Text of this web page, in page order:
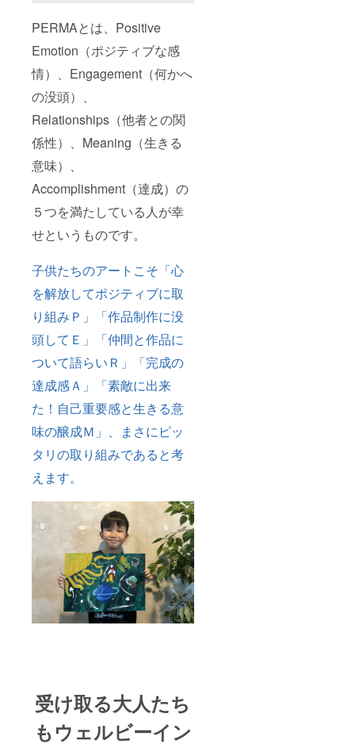
PERMAとは、Positive
Emotion（ポジティブな感
情）、Engagement（何かへ
の没頭）、
Relationships（他者との関
係性）、Meaning（生きる
意味）、
Accomplishment（達成）の
５つを満たしている人が幸
せというものです。
子供たちのアートこそ「心
を解放してポジティブに取
り組みＰ」「作品制作に没
頭してＥ」「仲間と作品に
ついて語らいＲ」「完成の
達成感Ａ」「素敵に出来
た！自己重要感と生きる意
味の醸成Ｍ」、まさにピッ
タリの取り組みであると考
えます。
受け取る大人たち
もウェルビーイン